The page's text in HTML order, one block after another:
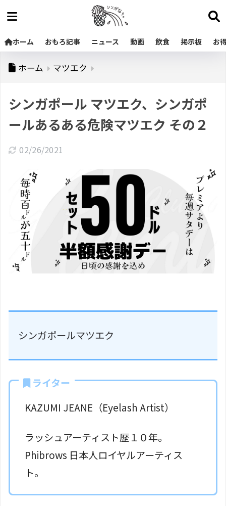
ホーム おもろ記事 ニュース 動画 飲食 掲示板 お
ホーム マツエク
シンガポール マツエク、シンガポ
ールあるある危険マツエク その２
02/26/2021
シンガポールマツエク
ライター
KAZUMI JEANE（Eyelash Artist）
ラッシュアーティスト歴１０年。
Phibrows 日本人ロイヤルアーティス
ト。